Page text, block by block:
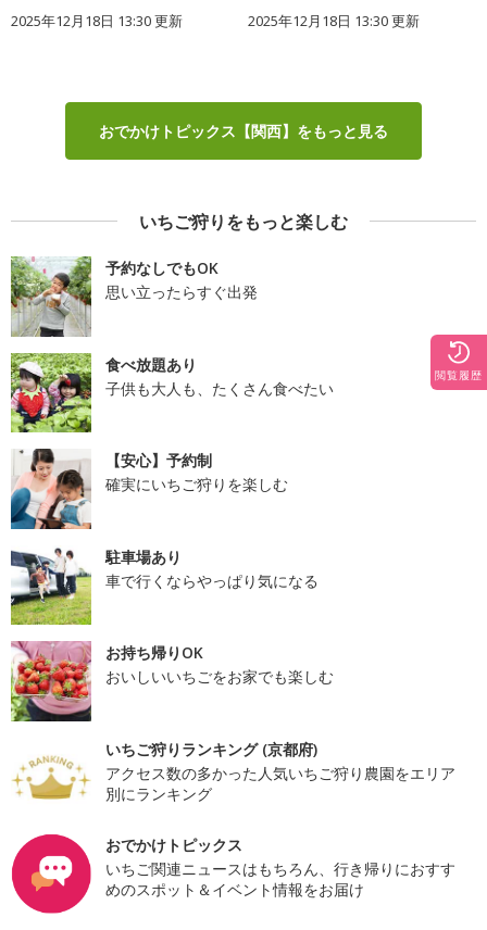
2025年12月18日 13:30 更新 2025年12月18日 13:30 更新
おでかけトピックス【関西】をもっと見る
いちご狩りをもっと楽しむ
予約なしでもOK
思い立ったらすぐ出発
食べ放題あり
子供も大人も、たくさん食べたい
【安心】予約制
確実にいちご狩りを楽しむ
駐車場あり
車で行くならやっぱり気になる
お持ち帰りOK
おいしいいちごをお家でも楽しむ
いちご狩りランキング (京都府)
アクセス数の多かった人気いちご狩り農園をエリア
別にランキング
おでかけトピックス
いちご関連ニュースはもちろん、行き帰りにおすす
めのスポット＆イベント情報をお届け
閲覧履歴